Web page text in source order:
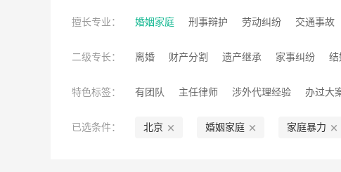
房山区 密云区 怀柔区 延庆区 门头沟
擅长专业： 婚姻家庭 刑事辩护 劳动纠纷 交通事故
工伤赔偿 公司经营 诉讼仲裁 征地拆迁
二级专长： 离婚 财产分割 遗产继承 家事纠纷 结
婚前调查
特色标签： 有团队 主任律师 涉外代理经验 办过大
丰富的专业经验 医院工作经历 大型企业服
已选条件： 北京 婚姻家庭 家庭暴力